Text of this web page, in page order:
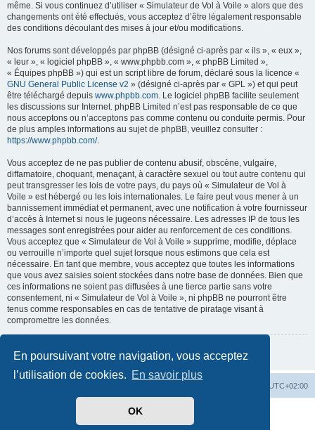
En poursuivant votre navigation, vous acceptez
l’utilisation de cookies. En savoir plus
OK
même. Si vous continuez d’utiliser « Simulateur de Vol à Voile » alors que des
changements ont été effectués, vous acceptez d’être légalement responsable
des conditions découlant des mises à jour et/ou modifications.
Nos forums sont développés par phpBB (désigné ci-après par « ils », « eux »,
« leur », « logiciel phpBB », « www.phpbb.com », « phpBB Limited »,
« Équipes phpBB ») qui est un script libre de forum, déclaré sous la licence «
GNU General Public License v2 » (désigné ci-après par « GPL ») et qui peut
être téléchargé depuis www.phpbb.com. Le logiciel phpBB facilite seulement
les discussions sur Internet. phpBB Limited n’est pas responsable de ce que
nous acceptons ou n’acceptons pas comme contenu ou conduite permis. Pour
de plus amples informations au sujet de phpBB, veuillez consulter :
https://www.phpbb.com/.
Vous acceptez de ne pas publier de contenu abusif, obscène, vulgaire,
diffamatoire, choquant, menaçant, à caractère sexuel ou tout autre contenu qui
peut transgresser les lois de votre pays, du pays où « Simulateur de Vol à
Voile » est hébergé ou les lois internationales. Le faire peut vous mener à un
bannissement immédiat et permanent, avec une notification à votre fournisseur
d’accès à Internet si nous le jugeons nécessaire. Les adresses IP de tous les
messages sont enregistrées pour aider au renforcement de ces conditions.
Vous acceptez que « Simulateur de Vol à Voile » supprime, modifie, déplace
ou verrouille n’importe quel sujet lorsque nous estimons que cela est
nécessaire. En tant que membre, vous acceptez que toutes les informations
que vous avez saisies soient stockées dans notre base de données. Bien que
ces informations ne soient pas diffusées à une tierce partie sans votre
consentement, ni « Simulateur de Vol à Voile », ni phpBB ne pourront être
tenus comme responsables en cas de tentative de piratage visant à
compromettre les données.
Retour à la page précédente
UTC+02:00
phpBB ® Forum Software © phpBB Limited
phpBB-fr.com